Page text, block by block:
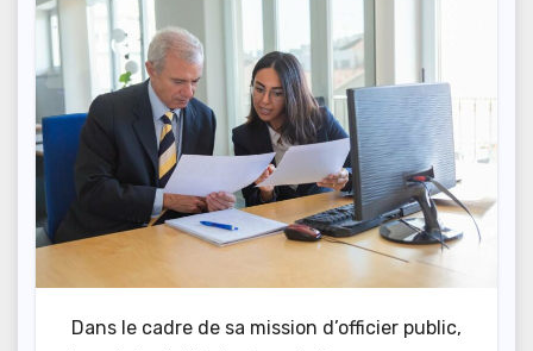
Dans le cadre de sa mission d’officier public,